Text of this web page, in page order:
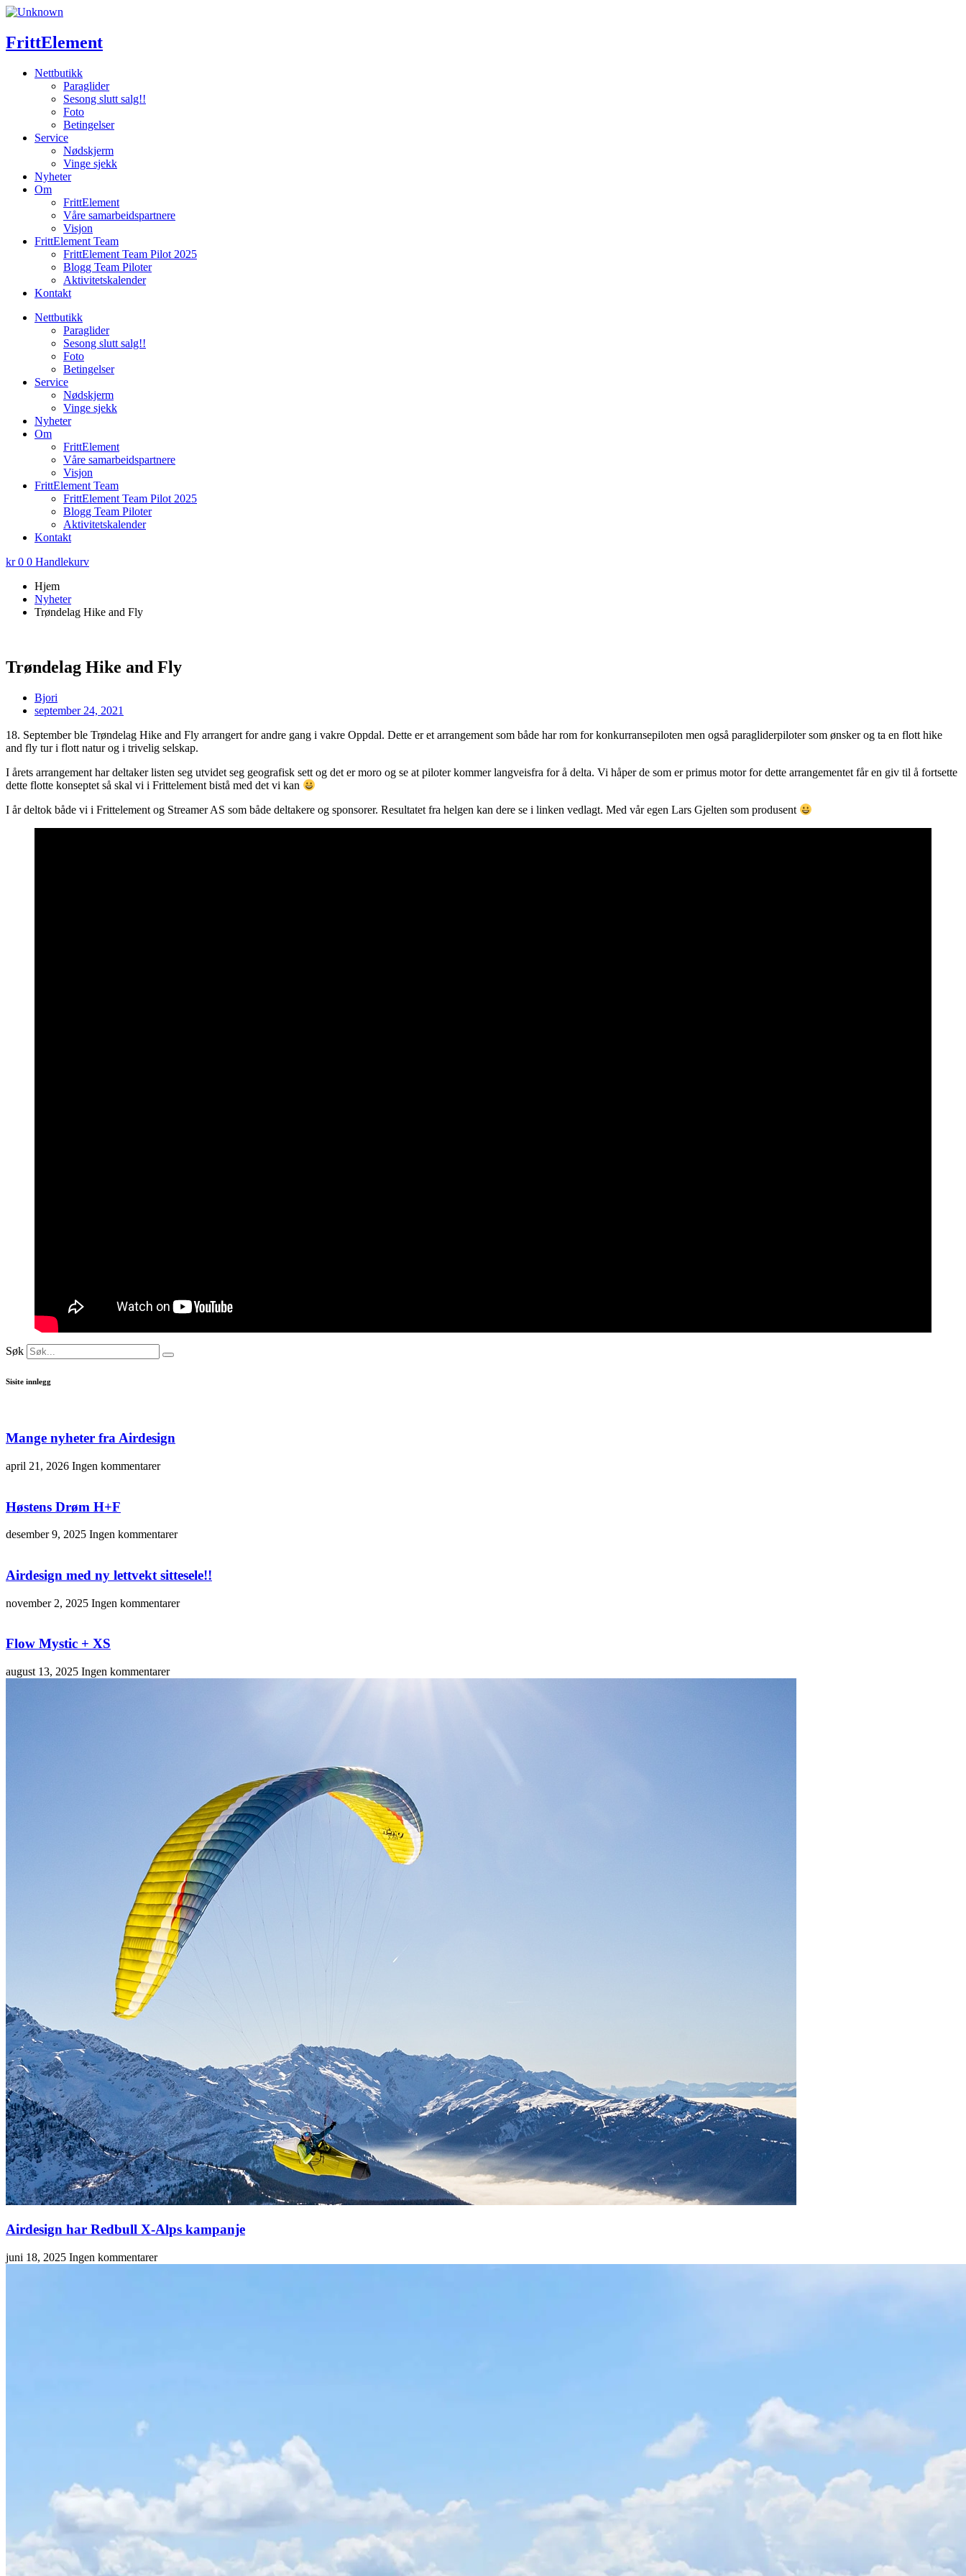
Skip
content
FrittElement
Nettbutikk
Paraglider
Sesong slutt salg!!
Foto
Betingelser
Service
Nødskjerm
Vinge sjekk
Nyheter
Om
FrittElement
Våre samarbeidspartnere
Visjon
FrittElement Team
FrittElement Team Pilot 2025
Blogg Team Piloter
Aktivitetskalender
Kontakt
Nettbutikk
Paraglider
Sesong slutt salg!!
Foto
Betingelser
Service
Nødskjerm
Vinge sjekk
Nyheter
Om
FrittElement
Våre samarbeidspartnere
Visjon
FrittElement Team
FrittElement Team Pilot 2025
Blogg Team Piloter
Aktivitetskalender
Kontakt
kr0 0 Handlekurv
Hjem
Nyheter
Trøndelag Hike and Fly
Trøndelag Hike and Fly
Bjori
september 24, 2021
18. September ble Trøndelag Hike and Fly arrangert for andre gang i vakre Oppdal. Dette er et arrangement som både har rom for konkurransepiloten men også paragliderpiloter som ønsker og ta en flott hike
and fly tur i flott natur og i trivelig selskap.
I årets arrangement har deltaker listen seg utvidet seg geografisk sett og det er moro og se at piloter kommer langveisfra for å delta. Vi håper de som er primus motor for dette arrangementet får en giv til å fortsette
dette flotte konseptet så skal vi i Frittelement bistå med det vi kan
I år deltok både vi i Frittelement og Streamer AS som både deltakere og sponsorer. Resultatet fra helgen kan dere se i linken vedlagt. Med vår egen Lars Gjelten som produsent
Søk
Sisite innlegg
Mange nyheter fra Airdesign
april 21, 2026 Ingen kommentarer
Høstens Drøm H+F
desember 9, 2025 Ingen kommentarer
Airdesign med ny lettvekt sittesele!!
november 2, 2025 Ingen kommentarer
Flow Mystic + XS
august 13, 2025 Ingen kommentarer
Airdesign har Redbull X-Alps kampanje
juni 18, 2025 Ingen kommentarer